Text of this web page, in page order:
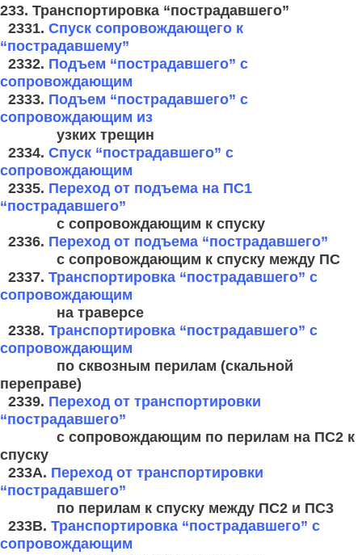
233. Транспортировка “пострадавшего”
2331. Спуск сопровождающего к
“пострадавшему”
2332. Подъем “пострадавшего” с
сопровождающим
2333. Подъем “пострадавшего” с
сопровождающим из
узких трещин
2334. Спуск “пострадавшего” с
сопровождающим
2335. Переход от подъема на ПС1
“пострадавшего”
с сопровождающим к спуску
2336. Переход от подъема “пострадавшего”
с сопровождающим к спуску между ПС
2337. Транспортировка “пострадавшего” с
сопровождающим
на траверсе
2338. Транспортировка “пострадавшего” с
сопровождающим
по сквозным перилам (скальной
переправе)
2339. Переход от транспортировки
“пострадавшего”
с сопровождающим по перилам на ПС2 к
спуску
233A. Переход от транспортировки
“пострадавшего”
по перилам к спуску между ПС2 и ПС3
233B. Транспортировка “пострадавшего” с
сопровождающим